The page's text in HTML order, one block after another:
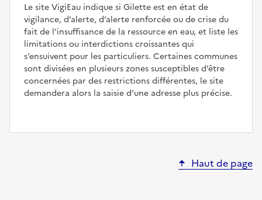
Le site VigiEau indique si Gilette est en état de
vigilance, d’alerte, d’alerte renforcée ou de crise du
fait de l’insuffisance de la ressource en eau, et liste les
limitations ou interdictions croissantes qui
s’ensuivent pour les particuliers. Certaines communes
sont divisées en plusieurs zones susceptibles d’être
concernées par des restrictions différentes, le site
demandera alors la saisie d’une adresse plus précise.
Haut de page